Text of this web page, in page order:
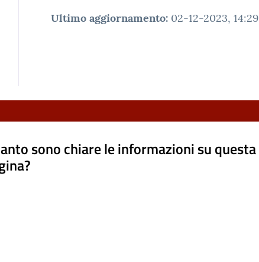
Ultimo aggiornamento: 02-12-2023, 14:29
sono chiare le informazioni su questa